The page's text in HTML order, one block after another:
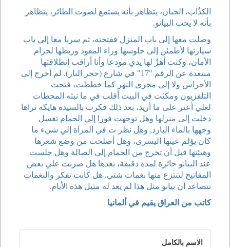
الكذٌاب، الجبان، يتظاهر بأنه يستمع لصوت الطائر، يتظاهر
بأنه لا يحب البيانو.
وصلت معها إلى باب المنزل ففتحته، ثم سرنا معا إلي باب
سيارتها لأطمئن إلى جلوسها وراء المقود وربطها لحزام
الأمان، وكنت أهزٌ لها يدي مودعا وأنا أراقب انطلاقتها
مبتعدة عن الرقم "17" في شارع (حجر النار). لم أخرج إلى
الأحراش ولا إلى مجرى النهر كما خططت، فتحت
التلفزيون ومكثت في البيت أقلب في ما تبثه المحطات
لعلي أعثر على ما أريد، بعد ذلك فكرت بالسيدة هايكه تراها
دخلت إلى منزلها وهل توجهت فورا إلي الحمام تغسل
وجهها بالماء البارد, وهل نظر ت في المرآة إلي شيء ما
كان يؤلم عينها اليسرى، وهل أصلحت من وضع شعرها
وهيئتها قبل أن تخرج من الحمام إلى الصالة وهل جلست
عند البيانو حائرة لمدة دقيقة، بعدها هل ضربت علي بعض
المفاتيح لتنتزع منها نغمات شتى. هل كانت تفكر والنغمات
تتصاعد أن بيانو مثل هذا لم يعد له مثيل هذه الأيام.
كاتب من العراق يقيم في ألمانيا
الاسم بالكامل